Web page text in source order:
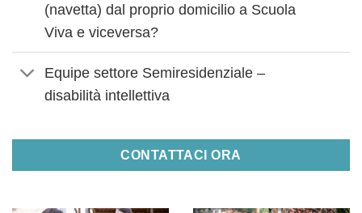
(navetta) dal proprio domicilio a Scuola
Viva e viceversa?
Equipe settore Semiresidenziale –
disabilità intellettiva
CONTATTACI ORA